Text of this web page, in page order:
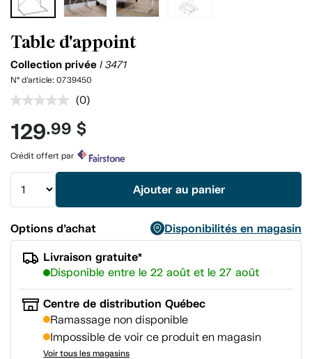
Table d'appoint
Collection privée I 3471
N° d'article: 0739450
Aucune
pour
ce
produit.
Lien
vers
page.
(0)
129.99 $
Crédit offert par
Ajouter au panier
Options d’achat
Disponibilités en magasin
Livraison gratuite*
Disponible entre le 22 août et le 27 août
Centre de distribution Québec
Ramassage non disponible
Impossible de voir ce produit en magasin
Voir tous les magasins